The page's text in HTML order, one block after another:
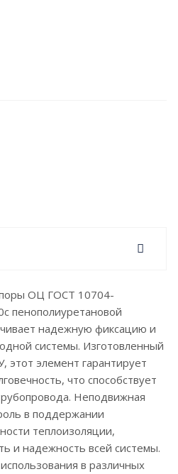
ОЦ ГОСТ 10704-
пенополиуретановой
надежную фиксацию и
системы. Изготовленный
этот элемент гарантирует
что способствует
Неподвижная
в поддержании
теплоизоляции,
и надежность всей системы.
в различных